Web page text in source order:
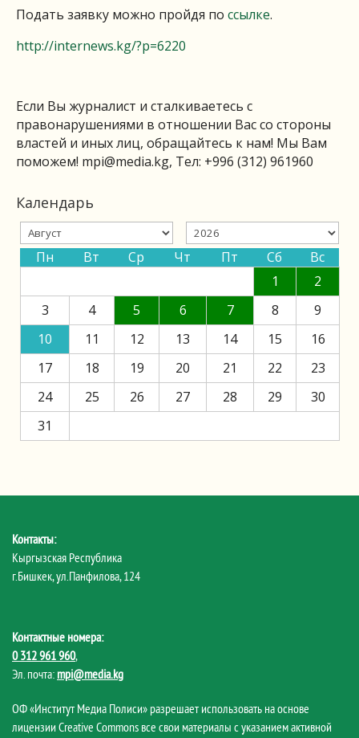
Подать заявку можно пройдя по ссылке.
http://internews.kg/?p=6220
Если Вы журналист и сталкиваетесь с
правонарушениями в отношении Вас со стороны
властей и иных лиц, обращайтесь к нам! Мы Вам
поможем! mpi@media.kg, Тел: +996 (312) 961960
Календарь
Пн Вт Ср Чт Пт Сб
Вс
1
2
3
4 5 6 7 8
9
10
11 12 13 14 15
16
17
18 19 20 21 22
23
24
25 26 27 28 29
30
31
Контакты:
Кыргызская Республика
г.Бишкек, ул.Панфилова, 124
Контактные номера:
0 312 961 960,
Эл. почта: mpi@media.kg
ОФ «Институт Медиа Полиси» разрешает использовать на основе
лицензии Creative Commons все свои материалы с указанием активной